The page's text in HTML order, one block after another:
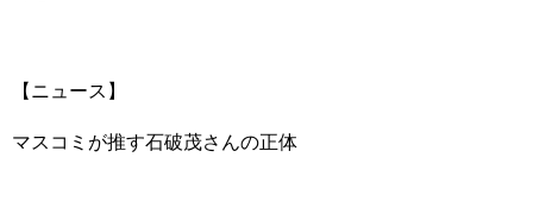
【ニュース】
マスコミが推す石破茂さんの正体